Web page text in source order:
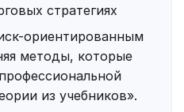
стратегиях
ориентированным
методы, которые
из учебников».